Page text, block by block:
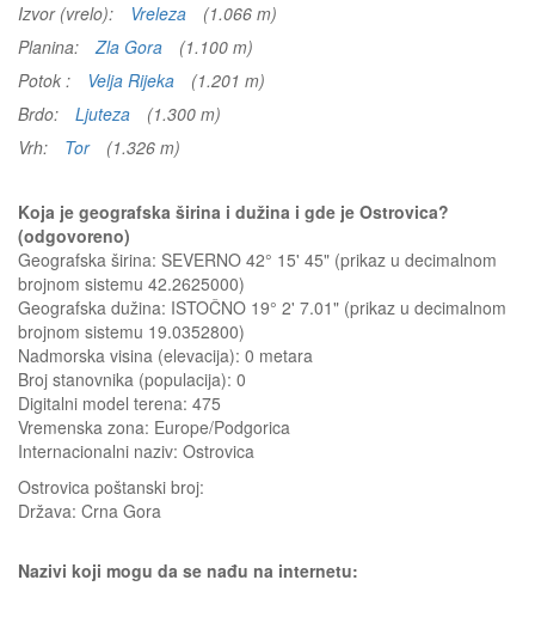
Izvor (vrelo):
Vreleza
(1.066 m)
Planina:
Zla Gora
(1.100 m)
Potok :
Velja Rijeka
(1.201 m)
Brdo:
Ljuteza
(1.300 m)
Vrh:
Tor (1.326 m)
Koja je geografska širina i dužina i gde je Ostrovica?
(odgovoreno)
Geografska širina: SEVERNO 42° 15' 45" (prikaz u decimalnom
brojnom sistemu 42.2625000)
Geografska dužina: ISTOČNO 19° 2' 7.01" (prikaz u decimalnom
brojnom sistemu 19.0352800)
Nadmorska visina (elevacija): 0 metara
Broj stanovnika (populacija): 0
Digitalni model terena: 475
Vremenska zona: Europe/Podgorica
Internacionalni naziv: Ostrovica
Ostrovica poštanski broj:
Država: Crna Gora
Nazivi koji mogu da se nađu na internetu: